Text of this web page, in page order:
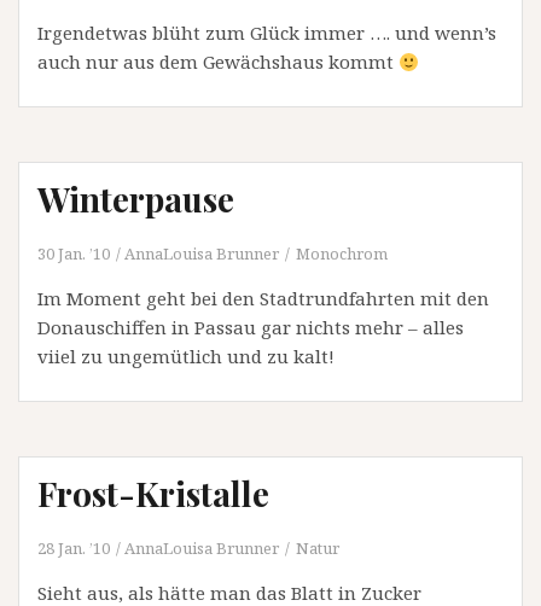
Irgendetwas blüht zum Glück immer …. und wenn’s
auch nur aus dem Gewächshaus kommt
Winterpause
30 Jan. ’10 AnnaLouisa Brunner Monochrom
Im Moment geht bei den Stadtrundfahrten mit den
Donauschiffen in Passau gar nichts mehr – alles
viiel zu ungemütlich und zu kalt!
Frost-Kristalle
28 Jan. ’10 AnnaLouisa Brunner Natur
Sieht aus, als hätte man das Blatt in Zucker